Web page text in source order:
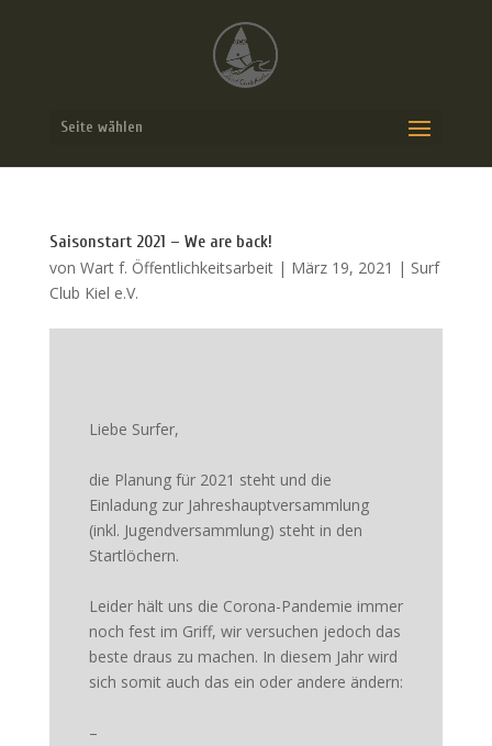
Seite wählen
Saisonstart 2021 – We are back!
von Wart f. Öffentlichkeitsarbeit| März 19, 2021 | Surf
Club Kiel e.V.
Liebe Surfer,
die Planung für 2021 steht und die
Einladung zur Jahreshauptversammlung
(inkl. Jugendversammlung) steht in den
Startlöchern.
Leider hält uns die Corona-Pandemie immer
noch fest im Griff, wir versuchen jedoch das
beste draus zu machen. In diesem Jahr wird
sich somit auch das ein oder andere ändern:
–